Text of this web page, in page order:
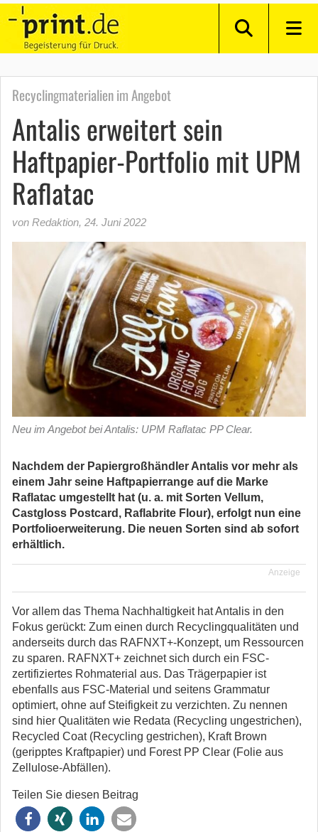
Recyclingmaterialien im Angebot
Antalis erweitert sein
Haftpapier-Portfolio mit UPM
Raflatac
von Redaktion, 24. Juni 2022
Neu im Angebot bei Antalis: UPM Raflatac PP Clear.
Nachdem der Papiergroßhändler Antalis vor mehr als
einem Jahr seine Haftpapierrange auf die Marke
Raflatac umgestellt hat (u. a. mit Sorten Vellum,
Castgloss Postcard, Raflabrite Flour), erfolgt nun eine
Portfolioerweiterung. Die neuen Sorten sind ab sofort
erhältlich.
Anzeige
Vor allem das Thema Nachhaltigkeit hat Antalis in den
Fokus gerückt: Zum einen durch Recyclingqualitäten und
anderseits durch das RAFNXT+-Konzept, um Ressourcen
zu sparen. RAFNXT+ zeichnet sich durch ein FSC-
zertifiziertes Rohmaterial aus. Das Trägerpapier ist
ebenfalls aus FSC-Material und seitens Grammatur
optimiert, ohne auf Steifigkeit zu verzichten. Zu nennen
sind hier Qualitäten wie Redata (Recycling ungestrichen),
Recycled Coat (Recycling gestrichen), Kraft Brown
(geripptes Kraftpapier) und Forest PP Clear (Folie aus
Zellulose-Abfällen).
Teilen Sie diesen Beitrag